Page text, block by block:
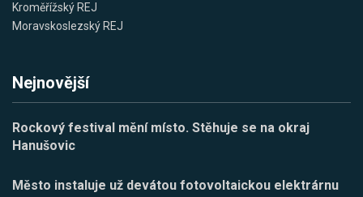
Kroměřížský REJ
Moravskoslezský REJ
Nejnovější
Rockový festival mění místo. Stěhuje se na okraj
Hanušovic
Město instaluje už devátou fotovoltaickou elektrárnu